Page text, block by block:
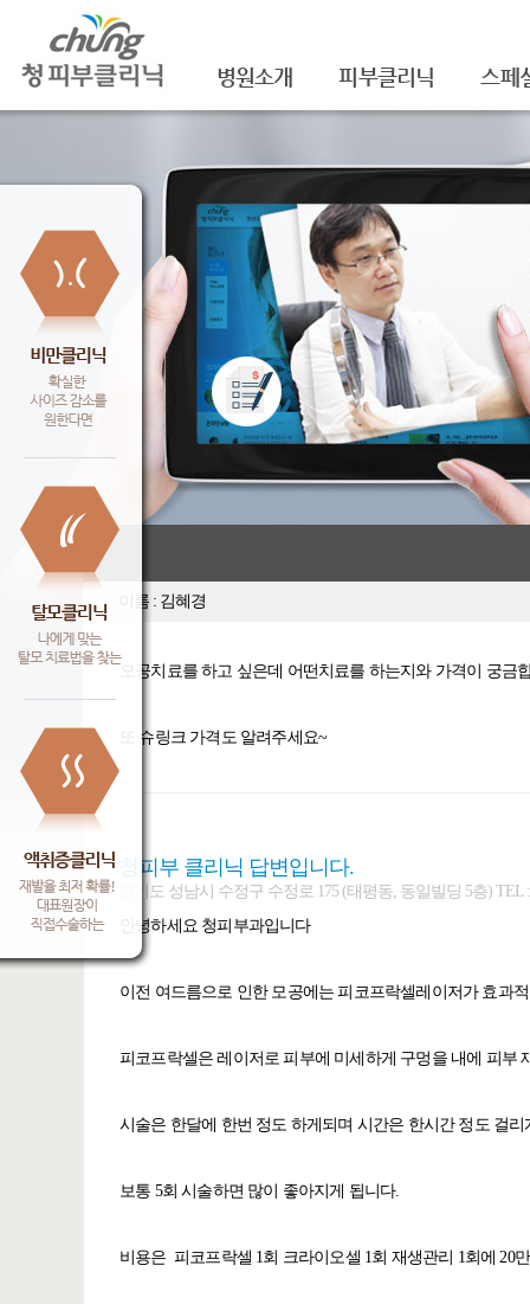
병원소개 피부클리닉 스페
진료안내
레이저장비소개
병원 둘러보기
찾아오시는 길
공지사항
여드름자국/흉터
기미/색소
주근깨/잡티
점/검버섯
문신제거
안면홍조
피부질환치료
셀라
물광
아쿠
백옥
신데
슈
셀렉
이름 : 김혜경
모공치료를 하고 싶은데 어떤치료를 하는지와 가격이 궁금
또 슈링크 가격도 알려주세요~
청피부 클리닉 답변입니다.
경기도 성남시 수정구 수정로 175 (태평동, 동일빌딩 5층) TEL :
안녕하세요 청피부과입니다
이전 여드름으로 인한 모공에는 피코프락셀레이저가 효과
피코프락셀은 레이저로 피부에 미세하게 구멍을 내에 피부
시술은 한달에 한번 정도 하게되며 시간은 한시간 정도 걸리
보통 5회 시술하면 많이 좋아지게 됩니다.
비용은 피코프락셀 1회 크라이오셀 1회 재생관리 1회에 20